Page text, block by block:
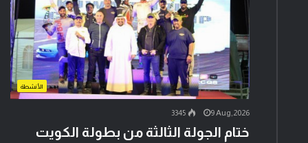
الأنشطة
9 Aug,2026
3345
ختام الجولة الثالثة من بطولة الكويت